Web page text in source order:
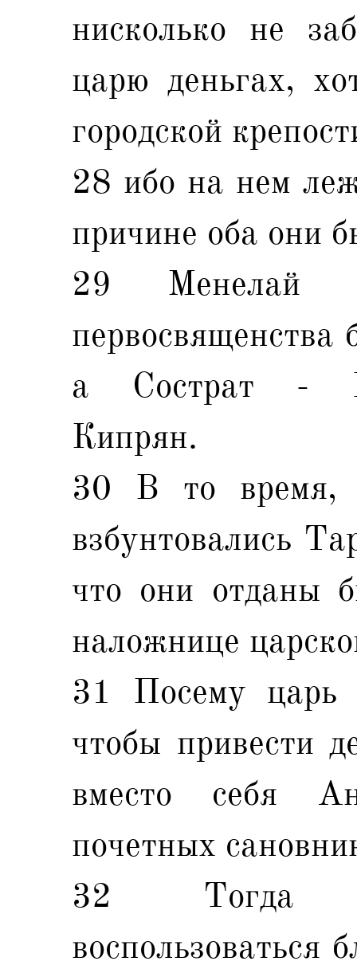
нисколько не
царю деньгах,
городской
28 ибо на нем
причине оба они
29 Менелай
первосвященства
а Сострат -
Кипрян.
30 В то время,
взбунтовались
что они отданы
наложнице
31 Посему царь
чтобы привести
вместо себя
почетных
32 Тогда
воспользоваться